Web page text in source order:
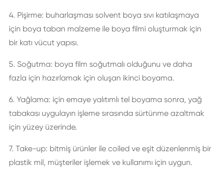
4. Pişirme: buharlaşması solvent boya sıvı katılaşmaya
için boya taban malzeme ile boya filmi oluşturmak için
bir katı vücut yapısı.
5. Soğutma: boya film soğutmalı olduğunu ve daha
fazla için hazırlamak için oluşan ikinci boyama.
6. Yağlama: için emaye yalıtımlı tel boyama sonra, yağ
tabakası uygulayın işleme sırasında sürtünme azaltmak
için yüzey üzerinde.
7. Take-up: bitmiş ürünler ile coiled ve eşit düzenlenmiş bir
plastik mil, müşteriler işlemek ve kullanımı için uygun.